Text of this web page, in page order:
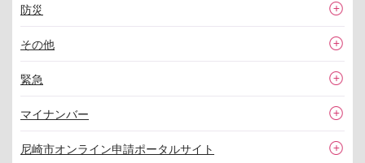
防災
その他
緊急
マイナンバー
尼崎市オンライン申請ポータルサイト